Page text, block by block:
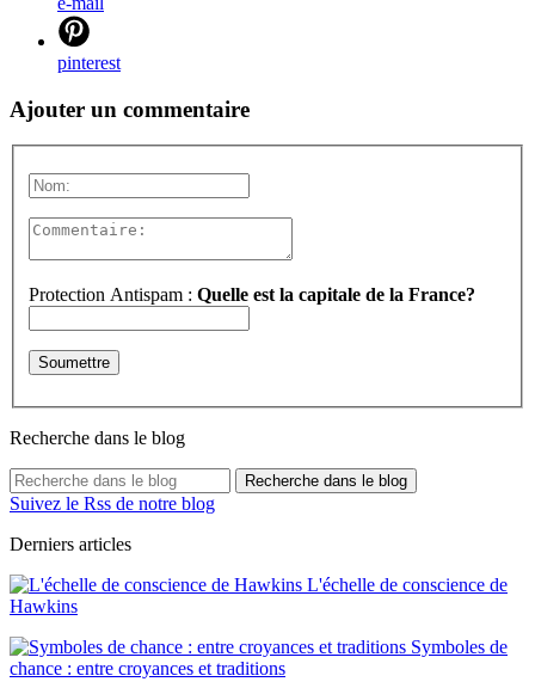
pinterest
Ajouter un commentaire
Protection Antispam : Quelle est la capitale de la France?
Recherche dans le blog
Recherche dans le blog
Suivez le Rss de notre blog
Derniers articles
L'échelle de conscience de
Hawkins
Symboles de
chance : entre croyances et traditions